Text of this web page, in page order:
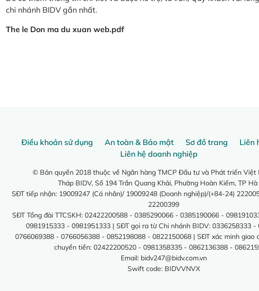
chi nhánh BIDV gần nhất.
The le Don ma du xuan web.pdf
Điều khoản sử dụng An toàn & Bảo mật Sơ đồ trang
Liên
Liên hệ doanh nghiệp
© Bản quyền 2018 thuộc về Ngân hàng TMCP Đầu tư và Phát triển Việt
Tháp BIDV, Số 194 Trần Quang Khải, Phường Hoàn Kiếm, TP Hà
SĐT tiếp nhận: 19009247 (Cá nhân)/ 19009248 (Doanh nghiệp)/(+84-24)
22200399
SĐT Tổng đài TTCSKH: 02422200588 - 0385290066 - 0385190066 -
0981915333 - 0981951333 | SĐT gọi ra từ Chi nhánh BIDV: 0336258333 -
0766069388 - 0766056388 - 0852198088 - 0822150068 | SĐT xác minh giao
chuyển tiền: 02422200520 - 0981358335 - 0862136388 -
Email: bidv247@bidv.com.vn
Swift code: BIDVVNVX